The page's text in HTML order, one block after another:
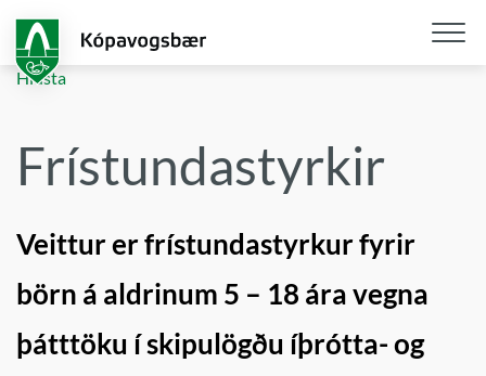
aðalefni
Hlusta
Frístundastyrkir
Veittur er frístundastyrkur fyrir
börn á aldrinum 5 – 18 ára vegna
þátttöku í skipulögðu íþrótta- og
Opna